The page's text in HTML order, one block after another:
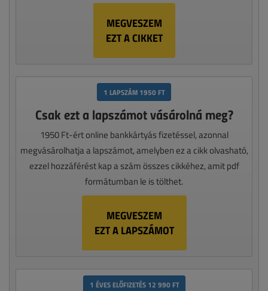
MEGVESZEM
EZT A CIKKET
1 LAPSZÁM 1950 FT
Csak ezt a lapszámot vásárolná meg?
1950 Ft-ért online bankkártyás fizetéssel, azonnal
megvásárolhatja a lapszámot, amelyben ez a cikk olvasható,
ezzel hozzáférést kap a szám összes cikkéhez, amit pdf
formátumban le is tölthet.
MEGVESZEM
EZT A LAPSZÁMOT
1 ÉVES ELŐFIZETÉS 12 990 FT